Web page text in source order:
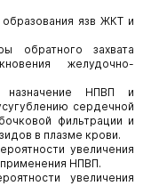
язв ЖКТ и
обратного захвата
желудочно-
назначение НПВП и
сердечной
фильтрации и
в плазме крови.
увеличения
НПВП.
увеличения